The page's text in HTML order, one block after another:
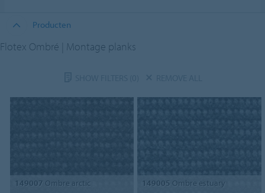
Producten
Flotex Ombré | Montage planks
149007 Ombre arctic 149005 Ombre estuary